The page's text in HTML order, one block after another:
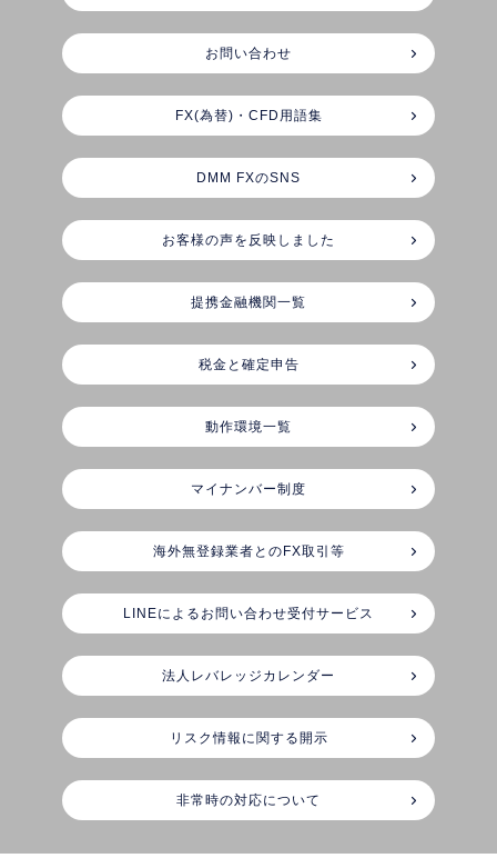
お問い合わせ
FX(為替)・CFD用語集
DMM FXのSNS
お客様の声を反映しました
提携金融機関一覧
税金と確定申告
動作環境一覧
マイナンバー制度
海外無登録業者とのFX取引等
LINEによるお問い合わせ受付サービス
法人レバレッジカレンダー
リスク情報に関する開示
非常時の対応について